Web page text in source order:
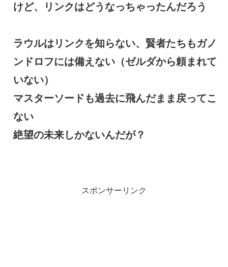
けど、リンクはどうなっちゃったんだろう
ラウルはリンクを知らない、賢者たちもガノ
ンドロフには備えない（ゼルダから頼まれて
いない）
マスターソードも過去に飛んだまま戻ってこ
ない
絶望の未来しかないんだが？
スポンサーリンク